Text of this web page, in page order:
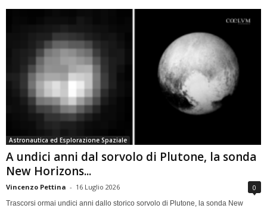
Astronautica ed Esplorazione Spaziale
A undici anni dal sorvolo di Plutone, la sonda
New Horizons...
Vincenzo Pettina - 16 Luglio 2026 0
Trascorsi ormai undici anni dallo storico sorvolo di Plutone, la sonda New